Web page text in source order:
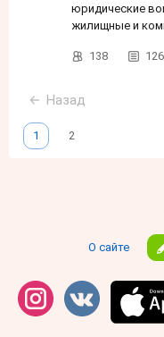
юридические
жилищные и
138 126
Назад
1 2
О сайте